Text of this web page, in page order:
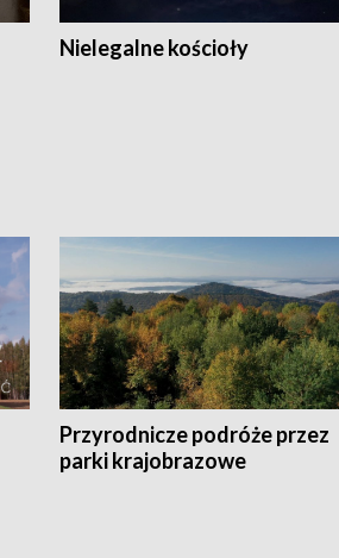
Nielegalne kościoły
Przyrodnicze podróże przez
parki krajobrazowe